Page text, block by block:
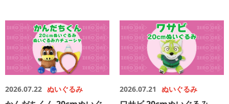
2026.07.22 ぬいぐるみ 2026.07.21 ぬいぐるみ